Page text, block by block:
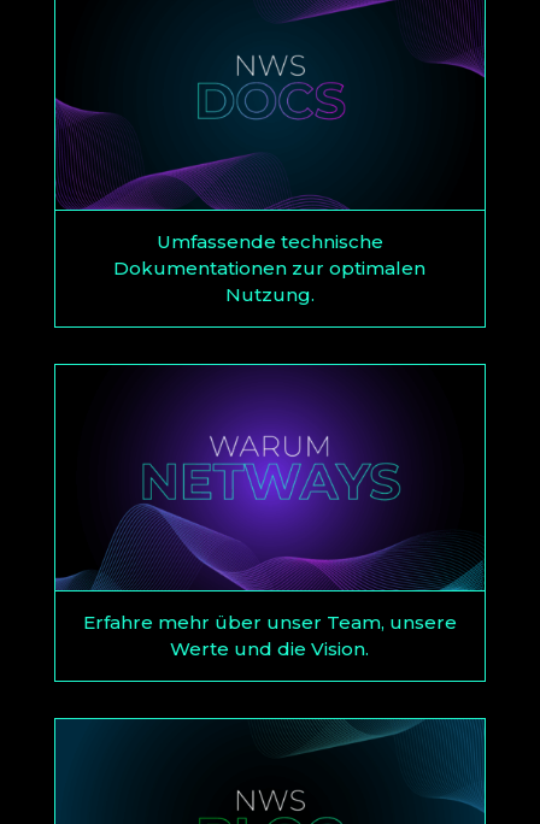
Umfassende technische
Dokumentationen zur optimalen
Nutzung.
Erfahre mehr über unser Team, unsere
Werte und die Vision.